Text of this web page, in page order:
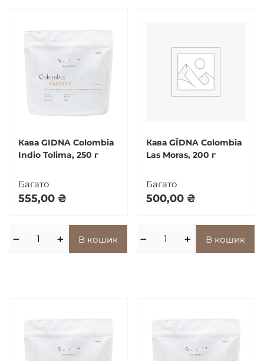
Кава GIDNA Colombia
Indio Tolima, 250 г
Багато
555,00 ₴
− + В кошик
Кава GЇDNA Colombia
Las Moras, 200 г
Багато
500,00 ₴
− + В кошик